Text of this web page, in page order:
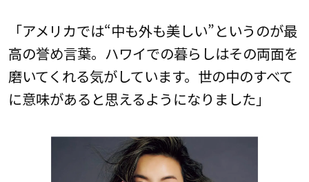
「アメリカでは“中も外も美しい”というのが最
高の誉め言葉。ハワイでの暮らしはその両面を
磨いてくれる気がしています。世の中のすべて
に意味があると思えるようになりました」